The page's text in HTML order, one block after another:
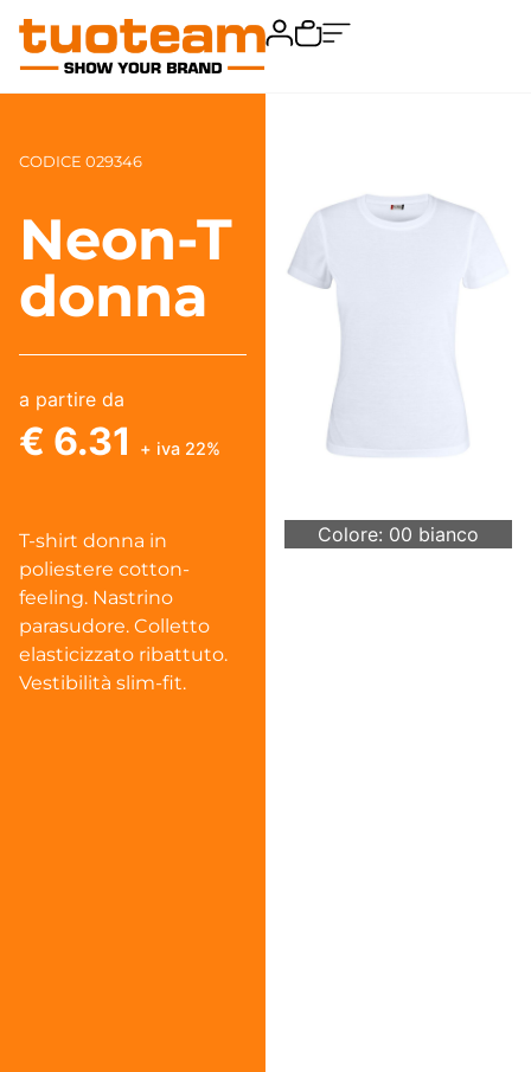
Colore: 00 bianco
CODICE 029346
Neon-T
donna
a partire da
€ 6.31 + iva 22%
T-shirt donna in
poliestere cotton-
feeling. Nastrino
parasudore. Colletto
elasticizzato ribattuto.
Vestibilità slim-fit.